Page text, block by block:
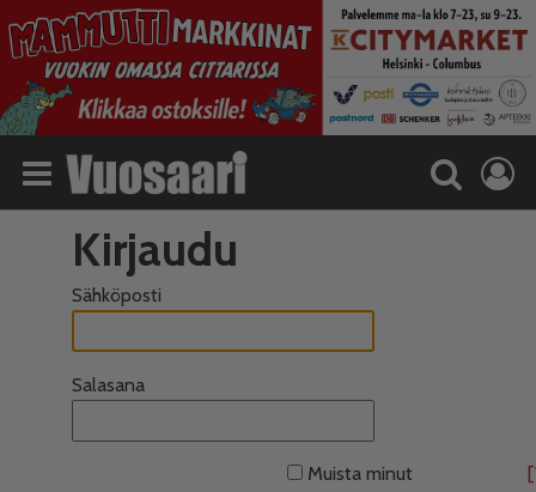
Kirjaudu
Sähköposti
Salasana
Muista minut